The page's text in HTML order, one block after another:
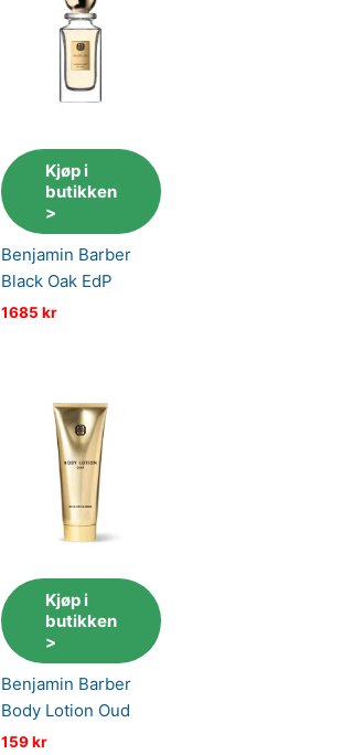
Kjøp i
butikken
>
Benjamin Barber
Black Oak EdP
1685 kr
Kjøp i
butikken
>
Benjamin Barber
Body Lotion Oud
159kr